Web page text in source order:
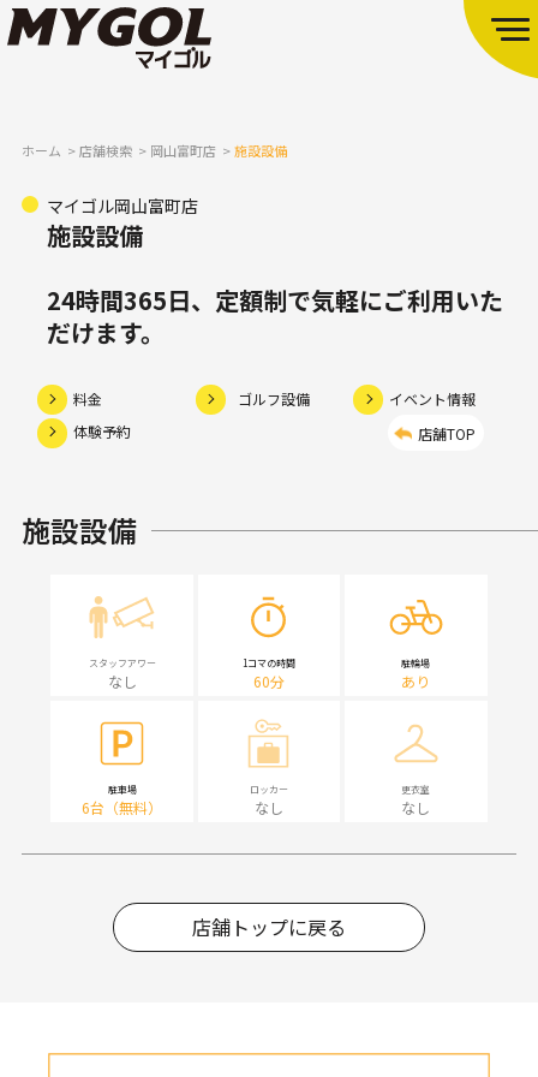
ホーム 店舗検索 岡山富町店 施設設備
マイゴル岡山富町店
施設設備
24時間365日、定額制で気軽にご利用いた
だけます。
料金 ゴルフ設備
イベント情報
体験予約
店舗TOP
施設設備
スタッフアワー
なし
1コマの時間
60分
駐輪場
あり
駐車場
6台（無料）
ロッカー
なし
更衣室
なし
店舗トップに戻る